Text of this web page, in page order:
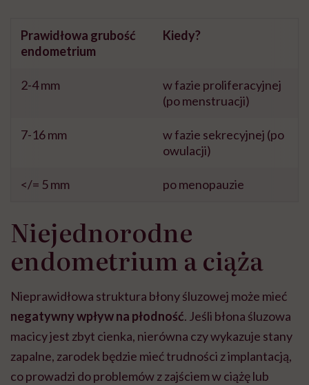
Prawidłowa grubość
endometrium
Kiedy?
2-4 mm
w fazie proliferacyjnej
(po menstruacji)
7-16 mm
w fazie sekrecyjnej (po
owulacji)
</= 5 mm po menopauzie
Niejednorodne
endometrium a ciąża
Nieprawidłowa struktura błony śluzowej może mieć
negatywny wpływ na płodność. Jeśli błona śluzowa
macicy jest zbyt cienka, nierówna czy wykazuje stany
zapalne, zarodek będzie mieć trudności z implantacją,
co prowadzi do problemów z zajściem w ciążę lub